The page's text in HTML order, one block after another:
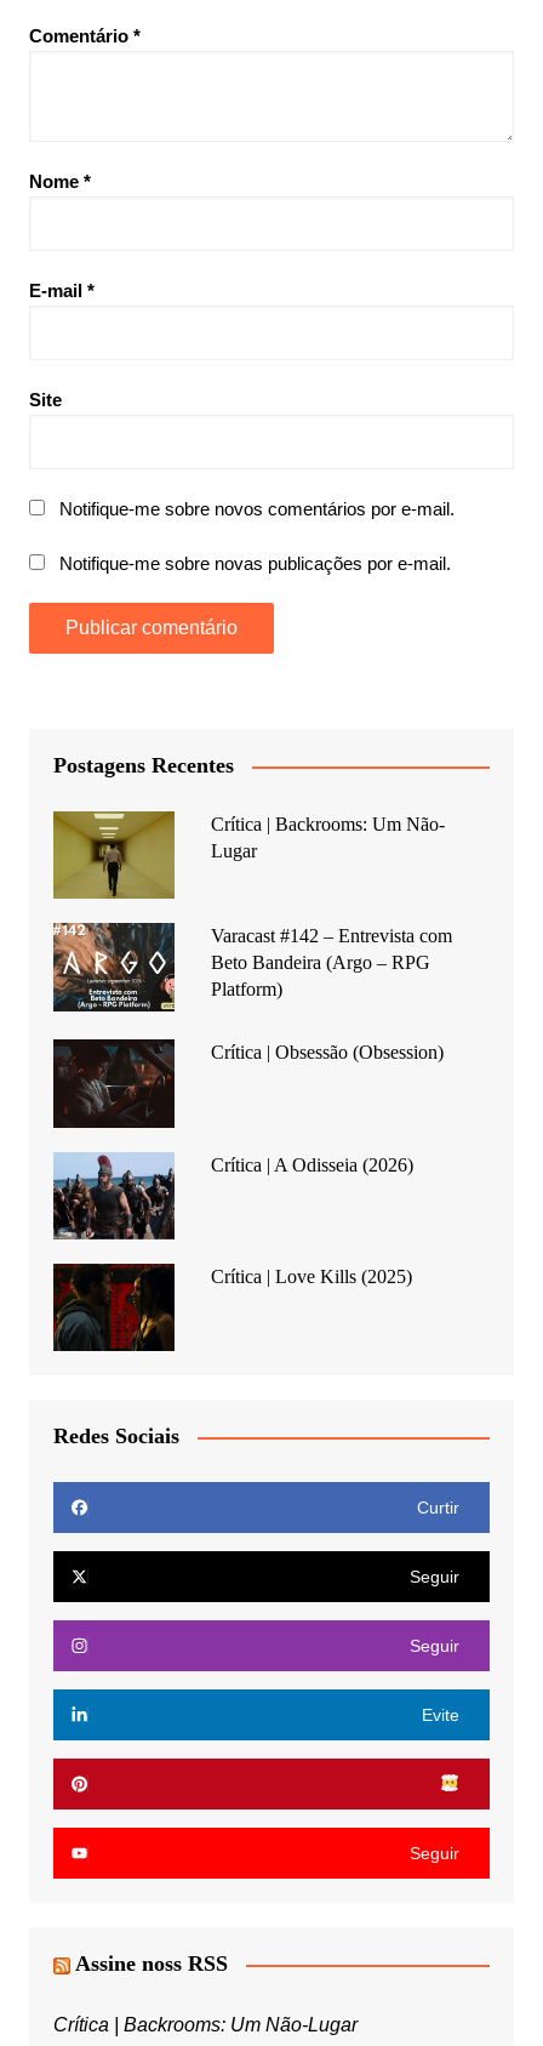
Comentário *
Nome *
E-mail *
Site
Notifique-me sobre novos comentários por e-mail.
Notifique-me sobre novas publicações por e-mail.
Postagens Recentes
Crítica | Backrooms: Um Não-
Lugar
Varacast #142 – Entrevista com
Beto Bandeira (Argo – RPG
Platform)
Crítica | Obsessão (Obsession)
Crítica | A Odisseia (2026)
Crítica | Love Kills (2025)
Redes Sociais
Curtir
Seguir
Seguir
Evite
Seguir
Assine noss RSS
Crítica | Backrooms: Um Não-Lugar